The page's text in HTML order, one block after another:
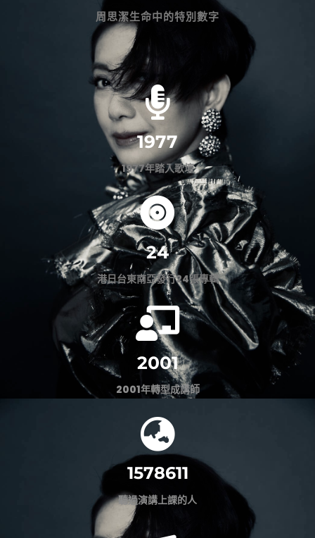
周思潔生命中的特別數字
1977
1977年踏入歌壇
24
港日台東南亞發行24張專輯
2001
2001年轉型成講師
1578611
聽過演講上課的人